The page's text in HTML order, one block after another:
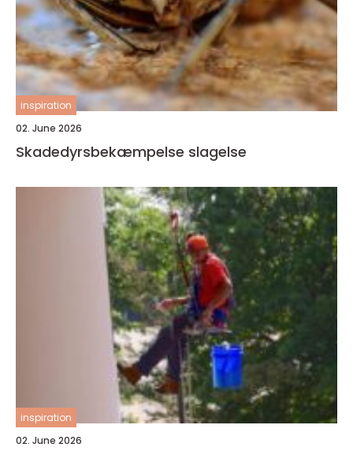
inspiration
02. June 2026
Skadedyrsbekæmpelse slagelse
inspiration
02. June 2026